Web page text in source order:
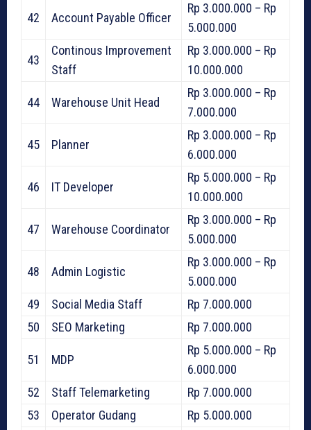
42 Account Payable Officer
Rp 3.000.000 – Rp
5.000.000
43
Continous Improvement
Staff
Rp 3.000.000 – Rp
10.000.000
44 Warehouse Unit Head
Rp 3.000.000 – Rp
7.000.000
45 Planner
Rp 3.000.000 – Rp
6.000.000
46 IT Developer
Rp 5.000.000 – Rp
10.000.000
47 Warehouse Coordinator
Rp 3.000.000 – Rp
5.000.000
48 Admin Logistic
Rp 3.000.000 – Rp
5.000.000
49
Social Media Staff
Rp 7.000.000
50
SEO Marketing Rp 7.000.000
51 MDP
Rp 5.000.000 – Rp
6.000.000
52
Staff Telemarketing
Rp 7.000.000
53
Operator Gudang Rp 5.000.000